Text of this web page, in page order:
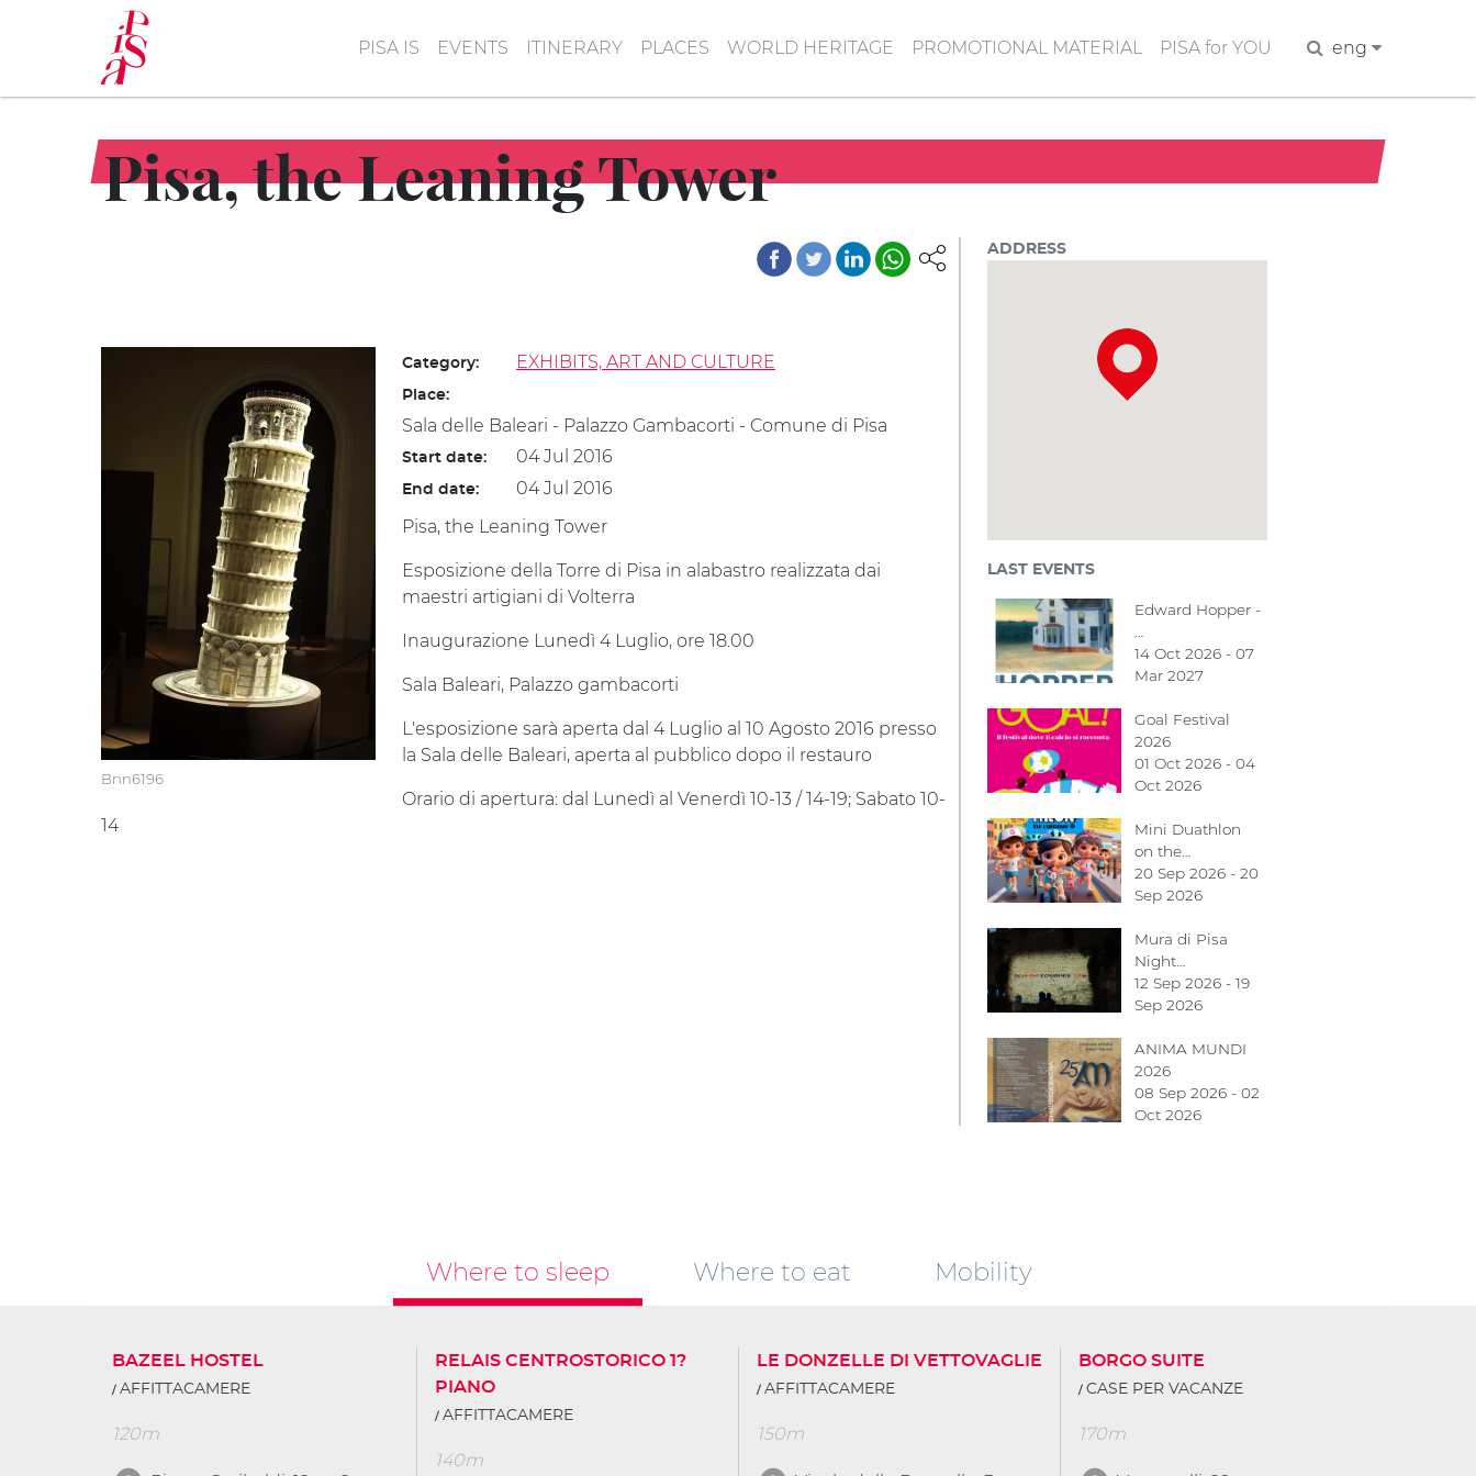
content
PISA IS EVENTS ITINERARY PLACES WORLD HERITAGE PROMOTIONAL MATERIAL PISA for YOU Searcheng
Pisa, the Leaning Tower
Bnn6196
Category: EXHIBITS, ART AND CULTURE
Place:
Sala delle Baleari - Palazzo Gambacorti - Comune di Pisa
Start date: 04 Jul 2016
End date:
04 Jul 2016
Pisa, the Leaning Tower
Esposizione della Torre di Pisa in alabastro realizzata dai
maestri artigiani di Volterra
Inaugurazione Lunedì 4 Luglio, ore 18.00
Sala Baleari, Palazzo gambacorti
L'esposizione sarà aperta dal 4 Luglio al 10 Agosto 2016 presso
la Sala delle Baleari, aperta al pubblico dopo il restauro
Orario di apertura: dal Lunedì al Venerdì 10-13 / 14-19; Sabato 10-
14
ADDRESS
LAST EVENTS
Edward Hopper -
14 Oct 2026 - 07
Mar 2027
Goal Festival
2026
01 Oct 2026 - 04
Oct 2026
Mini Duathlon
on the…
20 Sep 2026 - 20
Sep 2026
Mura di Pisa
Night…
12 Sep 2026 - 19
Sep 2026
ANIMA MUNDI
2026
08 Sep 2026 - 02
Oct 2026
Where to sleep Where to eat Mobility
BAZEEL HOSTEL
AFFITTACAMERE
120m
RELAIS CENTROSTORICO 1?
PIANO
AFFITTACAMERE
140m
LE DONZELLE DI VETTOVAGLIE
AFFITTACAMERE
150m
BORGO SUITE
CASE PER VACANZE
170m